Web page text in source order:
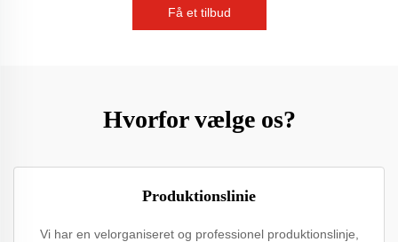
Få et tilbud
Hvorfor vælge os?
Produktionslinie
Vi har en velorganiseret og professionel produktionslinje,